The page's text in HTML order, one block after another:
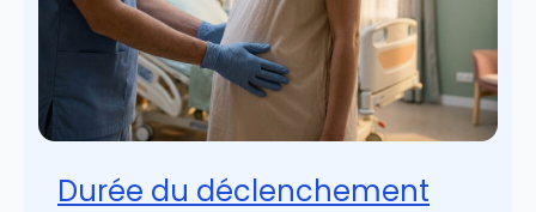
Durée du déclenchement